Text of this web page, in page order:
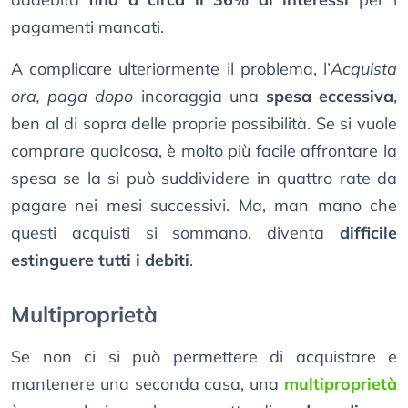
pagamenti mancati.
A complicare ulteriormente il problema, l’Acquista
ora, paga dopo incoraggia una spesa eccessiva,
ben al di sopra delle proprie possibilità. Se si vuole
comprare qualcosa, è molto più facile affrontare la
spesa se la si può suddividere in quattro rate da
pagare nei mesi successivi. Ma, man mano che
questi acquisti si sommano, diventa difficile
estinguere tutti i debiti.
Multiproprietà
Se non ci si può permettere di acquistare e
mantenere una seconda casa, una multiproprietà